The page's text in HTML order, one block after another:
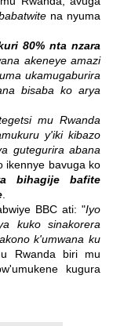
na nyuma
80% nta nzara
akeneye amazi
ukamugaburira
bisaba ko arya
mu Rwanda
y'iki kibazo
gutegurira abana
ikennye bavuga ko
bihagije bafite
BBC ati: "Iyo
kuko sinakorera
k'umwana ku
Rwanda biri mu
kugura